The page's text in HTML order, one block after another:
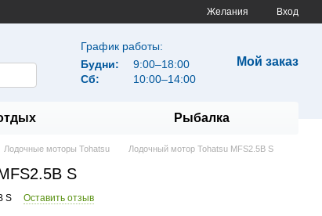
Желания Вход
График работы:
Будни:
9:00–18:00
Сб:
10:00–14:00
Мой заказ
Рыбалка
Лодочные моторы Tohatsu Лодочный мотор Tohatsu MFS2.5B S
S
S Оставить отзыв